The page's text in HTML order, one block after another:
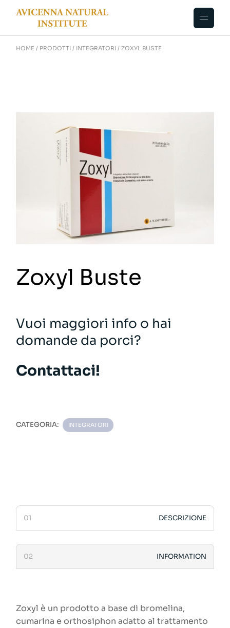
HOME PRODOTTI INTEGRATORI ZOXYL BUSTE
Zoxyl Buste
Vuoi maggiori info o hai
domande da porci?
Contattaci!
CATEGORIA: INTEGRATORI
DESCRIZIONE
INFORMATION
Zoxyl è un prodotto a base di bromelina,
cumarina e orthosiphon adatto al trattamento